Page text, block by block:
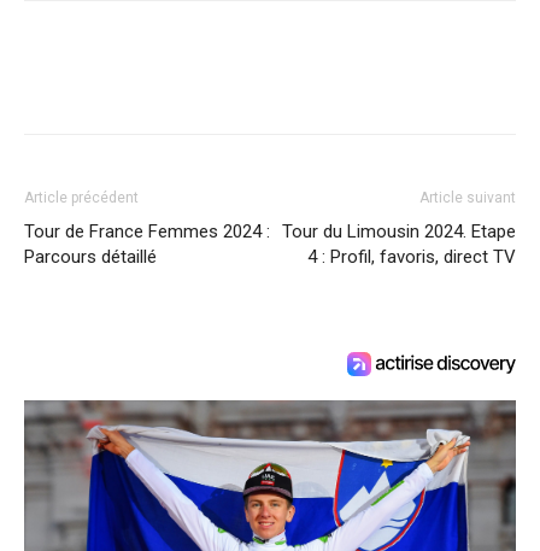
Article précédent
Tour de France Femmes 2024 :
Parcours détaillé
Article suivant
Tour du Limousin 2024. Etape
4 : Profil, favoris, direct TV